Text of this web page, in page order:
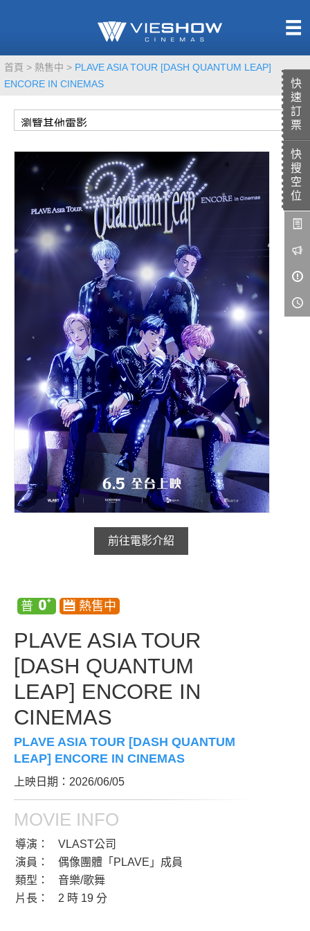
快
速
訂
票
快
搜
空
位
首頁 熱售中
PLAVE ASIA TOUR [DASH QUANTUM LEAP]
ENCORE IN CINEMAS
前往電影介紹
PLAVE ASIA TOUR
[DASH QUANTUM
LEAP] ENCORE IN
CINEMAS
PLAVE ASIA TOUR [DASH QUANTUM
LEAP] ENCORE IN CINEMAS
上映日期：2026/06/05
MOVIE INFO
導演：
VLAST公司
演員：
偶像團體「PLAVE」成員
類型：
音樂/歌舞
片長：
2 時 19 分
熱售中
TITAN SCREEN
MUCROWN
4DX
VR 演唱會
GOLD CLASS
AD口述影像
LIVE演唱會
影城餐飲
UNICORN
影城公告
影城活動
中獎名單
合作夥伴
商家介紹
商場活動
加入iShow
會員活動
會員Q&A